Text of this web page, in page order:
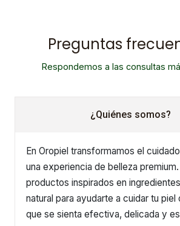
Preguntas
Respondemos a las consultas
¿Quiénes somos?
En Oropiel transformamos el
una experiencia de belleza
productos inspirados en
natural para ayudarte a cuidar tu piel
que se sienta efectiva, delicada y